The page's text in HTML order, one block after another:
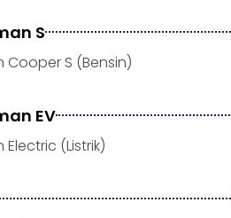
S
Cooper S (Bensin)
EV
(Listrik)